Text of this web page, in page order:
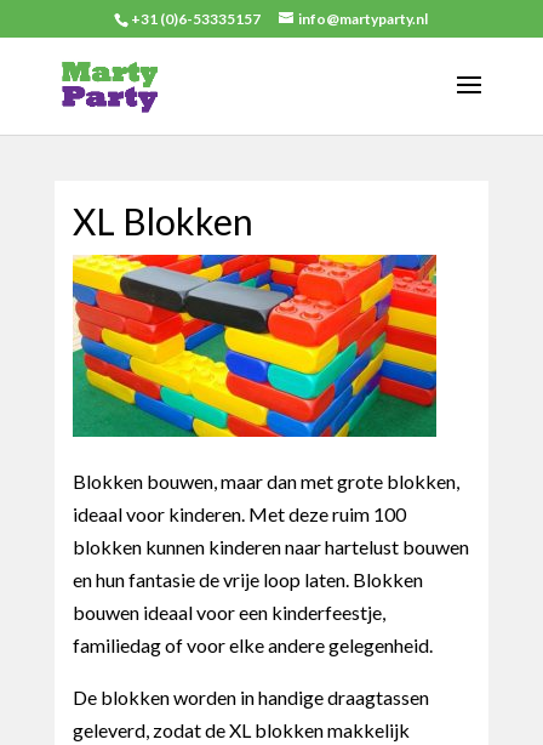
+31 (0)6-53335157 info@martyparty.nl
XL Blokken
Blokken bouwen, maar dan met grote blokken,
ideaal voor kinderen. Met deze ruim 100
blokken kunnen kinderen naar hartelust bouwen
en hun fantasie de vrije loop laten. Blokken
bouwen ideaal voor een kinderfeestje,
familiedag of voor elke andere gelegenheid.
De blokken worden in handige draagtassen
geleverd, zodat de XL blokken makkelijk